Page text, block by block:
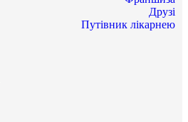
Друзі
Путівник лікарнею